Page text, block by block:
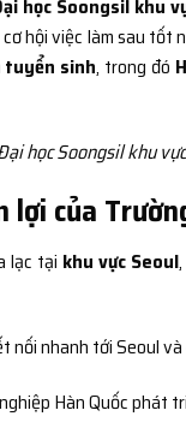
học Soongsil khu
hội việc làm sau tốt
tuyển sinh, trong đó
học Soongsil khu
của
lạc tại khu vực Seoul
nối nhanh tới Seoul
Hàn Quốc phát